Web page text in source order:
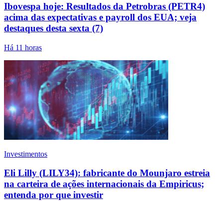
Ibovespa hoje: Resultados da Petrobras (PETR4)
acima das expectativas e payroll dos EUA; veja
destaques desta sexta (7)
Há 11 horas
Investimentos
Eli Lilly (LILY34): fabricante do Mounjaro estreia
na carteira de ações internacionais da Empiricus;
entenda por que investir